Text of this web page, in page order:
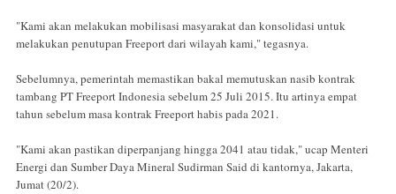
"Kami akan melakukan mobilisasi masyarakat dan konsolidasi untuk
melakukan penutupan Freeport dari wilayah kami," tegasnya.
Sebelumnya, pemerintah memastikan bakal memutuskan nasib kontrak
tambang PT Freeport Indonesia sebelum 25 Juli 2015. Itu artinya empat
tahun sebelum masa kontrak Freeport habis pada 2021.
"Kami akan pastikan diperpanjang hingga 2041 atau tidak," ucap Menteri
Energi dan Sumber Daya Mineral Sudirman Said di kantornya, Jakarta,
Jumat (20/2).